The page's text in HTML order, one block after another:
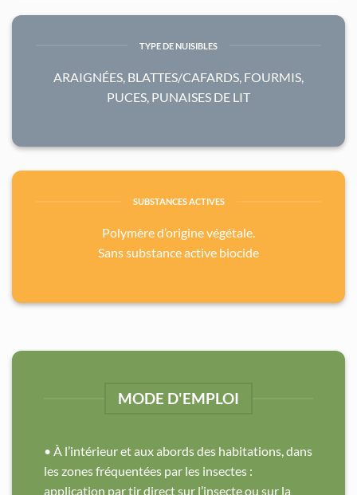
TYPE DE NUISIBLES
ARAIGNÉES, BLATTES/CAFARDS, FOURMIS,
PUCES, PUNAISES DE LIT
SUBSTANCES ACTIVES
Polymère d’origine végétale.
Sans substance active biocide
MODE D'EMPLOI
• À l’intérieur et aux abords des habitations, dans
les zones fréquentées par les insectes :
application par tir direct sur l’insecte ou sur la